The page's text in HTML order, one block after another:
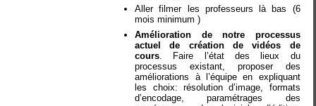
Aller filmer les professeurs là bas (6
mois minimum )
Amélioration de notre processus
actuel de création de vidéos de
cours . Faire l’état des lieux du
processus existant, proposer des
améliorations à l’équipe en expliquant
les choix: résolution d’image, formats
d’encodage, paramétrages des